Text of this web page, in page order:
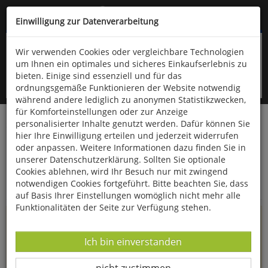
Kompletten Head der Seite überspringen
oder (06766) 9323-960
Startseite Informationen
Uppps...
Sie sind weitergeleitet worden !
haben zu öffnen, gibt es leider nicht mehr in unserem
Einwilligung zur Datenverarbeitung
Wir verwenden Cookies oder vergleichbare Technologien
um Ihnen ein optimales und sicheres Einkaufserlebnis zu
bieten. Einige sind essenziell und für das
ordnungsgemäße Funktionieren der Website notwendig
während andere lediglich zu anonymen Statistikzwecken,
für Komforteinstellungen oder zur Anzeige
personalisierter Inhalte genutzt werden. Dafür können Sie
hier Ihre Einwilligung erteilen und jederzeit widerrufen
oder anpassen. Weitere Informationen dazu finden Sie in
unserer Datenschutzerklärung. Sollten Sie optionale
Cookies ablehnen, wird Ihr Besuch nur mit zwingend
notwendigen Cookies fortgeführt. Bitte beachten Sie, dass
auf Basis Ihrer Einstellungen womöglich nicht mehr alle
Funktionalitäten der Seite zur Verfügung stehen.
Datenverarbeitung -
Ich bin einverstanden